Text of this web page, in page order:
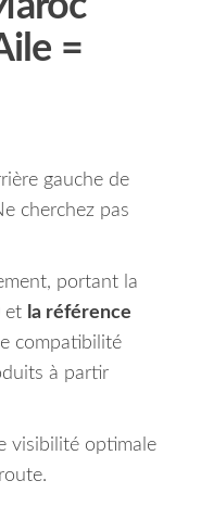
=
gauche de
cherchez pas
portant la
et la référence
compatibilité
à partir
visibilité optimale